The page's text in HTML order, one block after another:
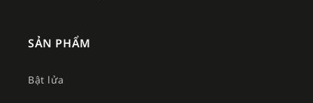
SẢN PHẨM
Bật lửa